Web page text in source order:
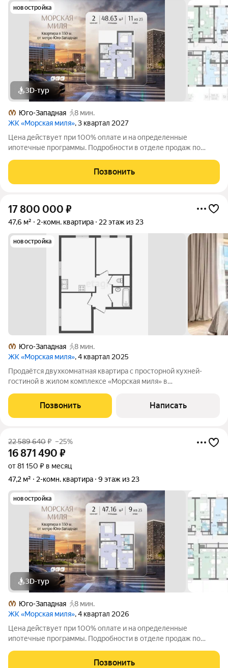
новостройка
3D-тур
Юго-Западная
8 мин.
ЖК «Морская миля», 3 квартал 2027
Цена действует при 100% оплате и на определенные
ипотечные программы. Подробности в отделе продаж по
миля» на 11 этаже. Общая площадь составляет 48.63 кв. м.
Квартира с чистовой отделкой. Жилой
Позвонить
17 800 000 ₽
47,6 м² 2-комн. квартира 22 этаж из 23
новостройка
Юго-Западная
8 мин.
ЖК «Морская миля», 4 квартал 2025
Продаётся двухкомнатная квартира с просторной кухней-
гостиной в жилом комплексе «Морская миля» в
двумя пассажирскими и одним грузовым лифтом, вход в
Позвонить Написать
22 589 640₽ –25%
16 871 490 ₽
от 81 150 ₽ в месяц
47,2 м²
2-комн. квартира 9 этаж из 23
новостройка
3D-тур
Юго-Западная
8 мин.
ЖК «Морская миля», 4 квартал 2026
Цена действует при 100% оплате и на определенные
ипотечные программы. Подробности в отделе продаж по
миля» на 9 этаже. Общая площадь составляет 47.16 кв. м.
Позвонить